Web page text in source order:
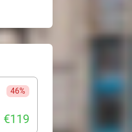
46%
€119